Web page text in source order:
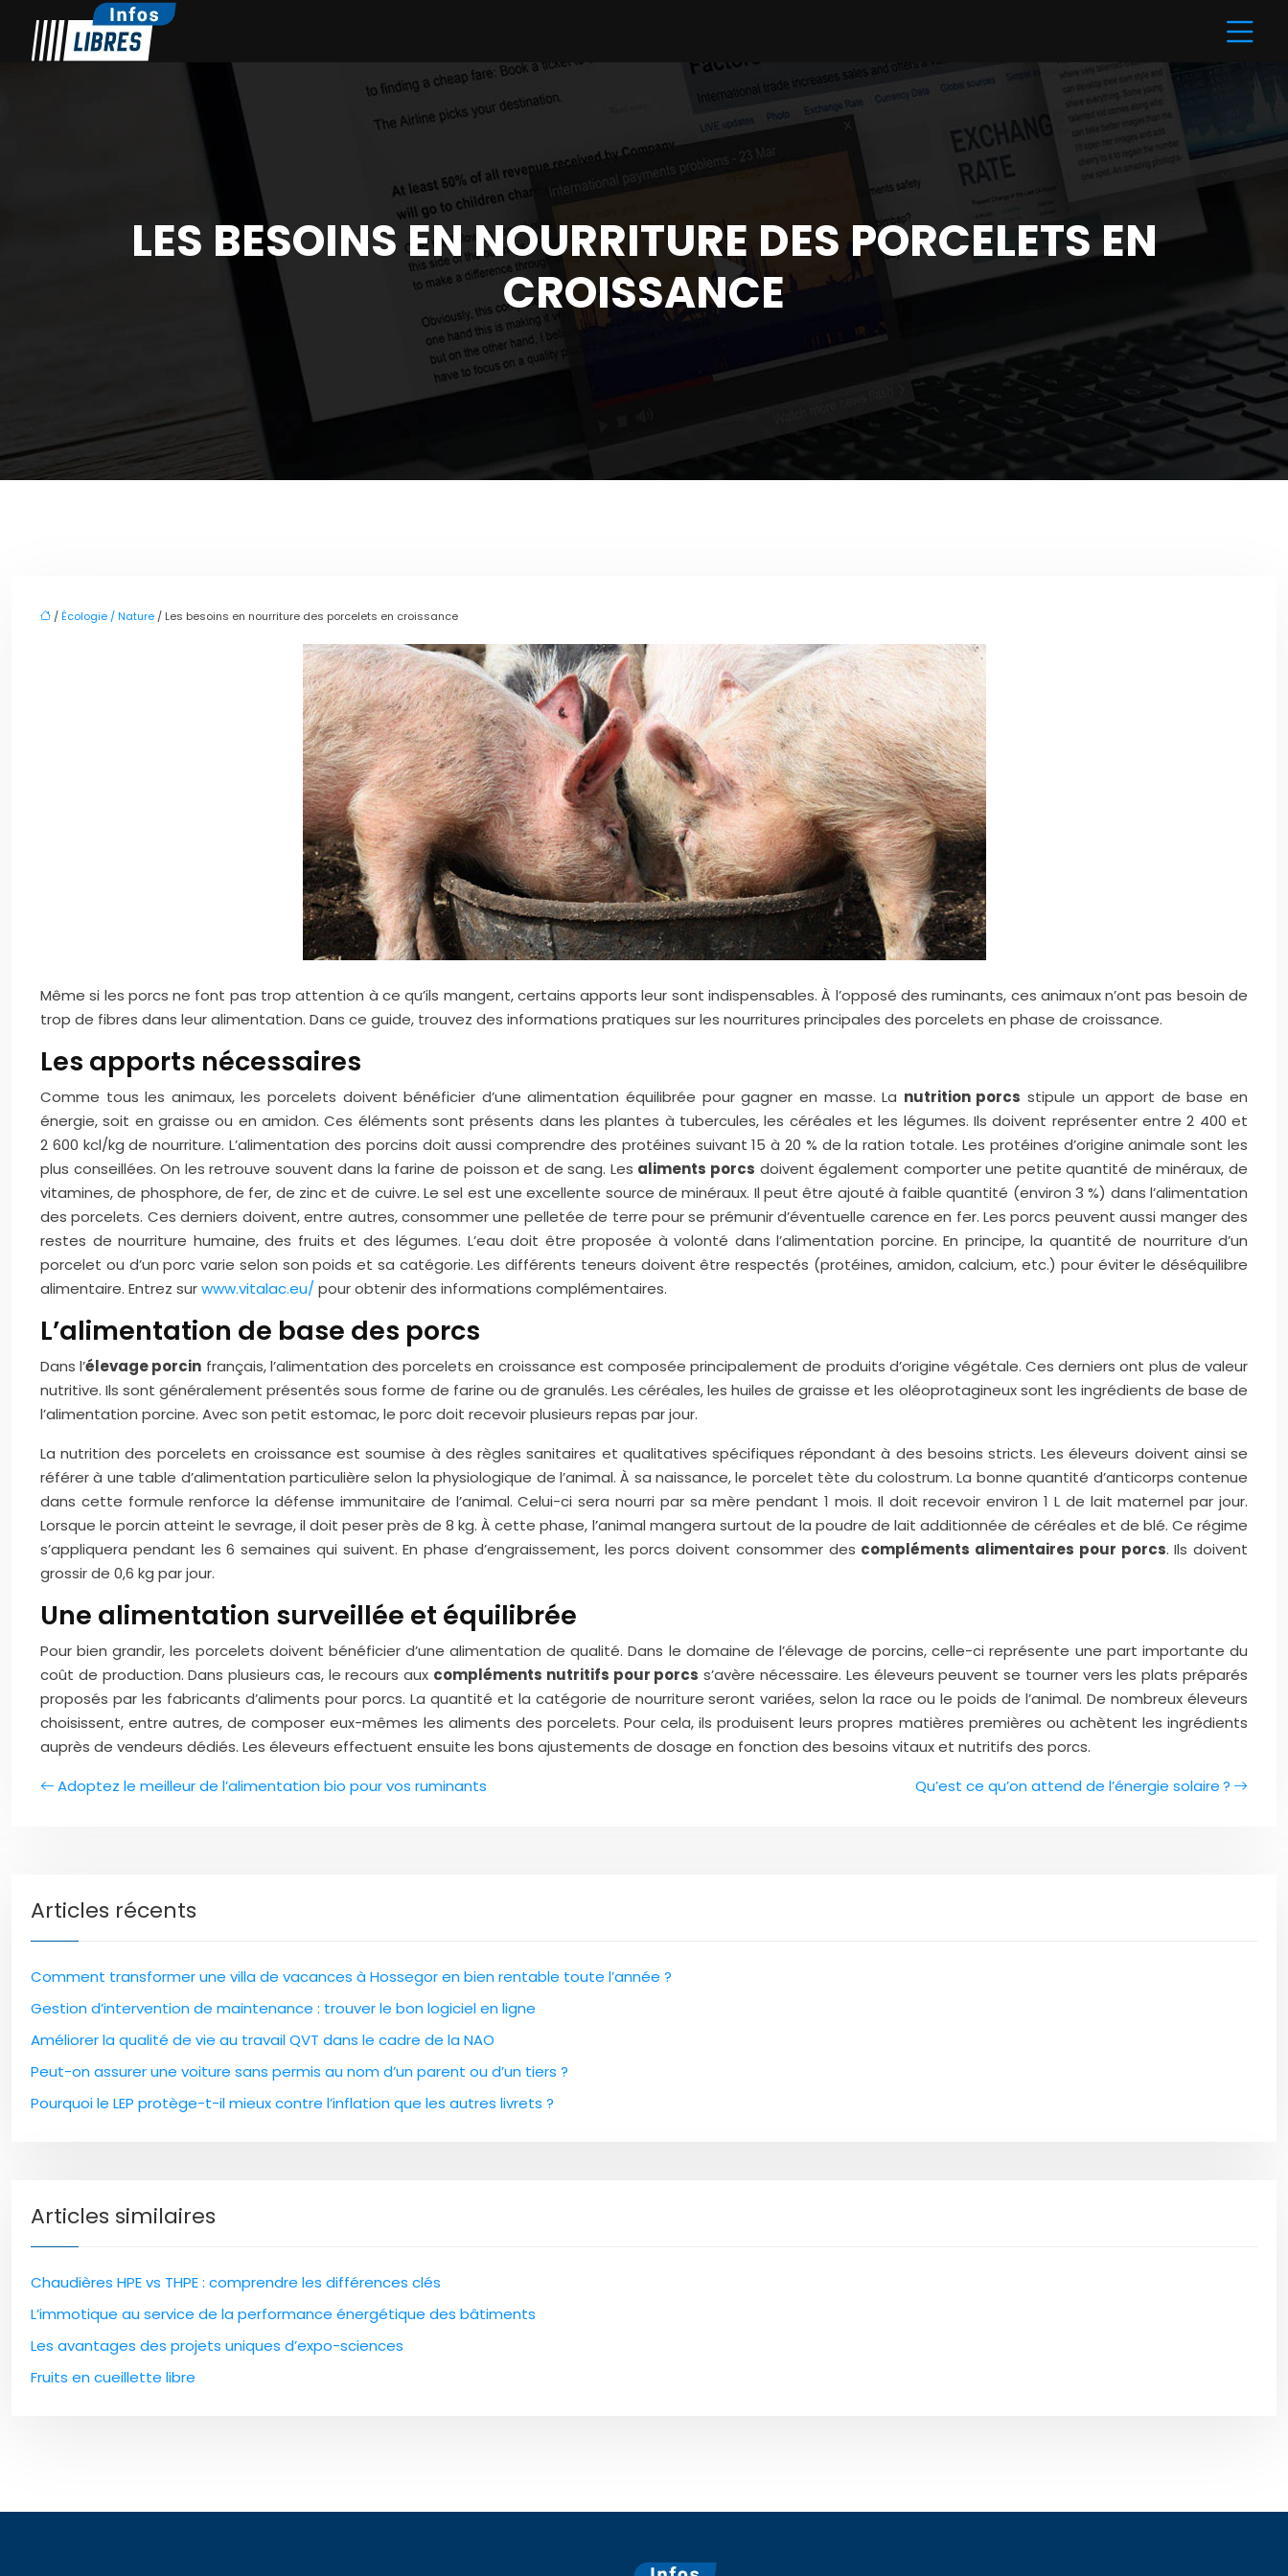
LES BESOINS EN NOURRITURE DES PORCELETS EN
CROISSANCE
/Écologie / Nature / Les besoins en nourriture des porcelets en croissance
Même si les porcs ne font pas trop attention à ce qu’ils mangent, certains apports leur sont indispensables. À l’opposé des ruminants, ces animaux n’ont pas besoin de
trop de fibres dans leur alimentation. Dans ce guide, trouvez des informations pratiques sur les nourritures principales des porcelets en phase de croissance.
Les apports nécessaires
Comme tous les animaux, les porcelets doivent bénéficier d’une alimentation équilibrée pour gagner en masse. La nutrition porcs stipule un apport de base en
énergie, soit en graisse ou en amidon. Ces éléments sont présents dans les plantes à tubercules, les céréales et les légumes. Ils doivent représenter entre 2 400 et
2 600 kcl/kg de nourriture. L’alimentation des porcins doit aussi comprendre des protéines suivant 15 à 20 % de la ration totale. Les protéines d’origine animale sont les
plus conseillées. On les retrouve souvent dans la farine de poisson et de sang. Les aliments porcs doivent également comporter une petite quantité de minéraux, de
vitamines, de phosphore, de fer, de zinc et de cuivre. Le sel est une excellente source de minéraux. Il peut être ajouté à faible quantité (environ 3 %) dans l’alimentation
des porcelets. Ces derniers doivent, entre autres, consommer une pelletée de terre pour se prémunir d’éventuelle carence en fer. Les porcs peuvent aussi manger des
restes de nourriture humaine, des fruits et des légumes. L’eau doit être proposée à volonté dans l’alimentation porcine. En principe, la quantité de nourriture d’un
porcelet ou d’un porc varie selon son poids et sa catégorie. Les différents teneurs doivent être respectés (protéines, amidon, calcium, etc.) pour éviter le déséquilibre
alimentaire. Entrez surwww.vitalac.eu/ pour obtenir des informations complémentaires.
L’alimentation de base des porcs
Dans l’élevage porcin français, l’alimentation des porcelets en croissance est composée principalement de produits d’origine végétale. Ces derniers ont plus de valeur
nutritive. Ils sont généralement présentés sous forme de farine ou de granulés. Les céréales, les huiles de graisse et les oléoprotagineux sont les ingrédients de base de
l’alimentation porcine. Avec son petit estomac, le porc doit recevoir plusieurs repas par jour.
La nutrition des porcelets en croissance est soumise à des règles sanitaires et qualitatives spécifiques répondant à des besoins stricts. Les éleveurs doivent ainsi se
référer à une table d’alimentation particulière selon la physiologique de l’animal. À sa naissance, le porcelet tète du colostrum. La bonne quantité d’anticorps contenue
dans cette formule renforce la défense immunitaire de l’animal. Celui-ci sera nourri par sa mère pendant 1 mois. Il doit recevoir environ 1 L de lait maternel par jour.
Lorsque le porcin atteint le sevrage, il doit peser près de 8 kg. À cette phase, l’animal mangera surtout de la poudre de lait additionnée de céréales et de blé. Ce régime
s’appliquera pendant les 6 semaines qui suivent. En phase d’engraissement, les porcs doivent consommer des compléments alimentaires pour porcs. Ils doivent
grossir de 0,6 kg par jour.
Une alimentation surveillée et équilibrée
Pour bien grandir, les porcelets doivent bénéficier d’une alimentation de qualité. Dans le domaine de l’élevage de porcins, celle-ci représente une part importante du
coût de production. Dans plusieurs cas, le recours aux compléments nutritifs pour porcs s’avère nécessaire. Les éleveurs peuvent se tourner vers les plats préparés
proposés par les fabricants d’aliments pour porcs. La quantité et la catégorie de nourriture seront variées, selon la race ou le poids de l’animal. De nombreux éleveurs
choisissent, entre autres, de composer eux-mêmes les aliments des porcelets. Pour cela, ils produisent leurs propres matières premières ou achètent les ingrédients
auprès de vendeurs dédiés. Les éleveurs effectuent ensuite les bons ajustements de dosage en fonction des besoins vitaux et nutritifs des porcs.
Adoptez le meilleur de l’alimentation bio pour vos ruminants
Qu’est ce qu’on attend de l’énergie solaire ?
Articles récents
Comment transformer une villa de vacances à Hossegor en bien rentable toute l’année ?
Gestion d’intervention de maintenance : trouver le bon logiciel en ligne
Améliorer la qualité de vie au travail QVT dans le cadre de la NAO
Peut-on assurer une voiture sans permis au nom d’un parent ou d’un tiers ?
Pourquoi le LEP protège-t-il mieux contre l’inflation que les autres livrets ?
Articles similaires
Chaudières HPE vs THPE : comprendre les différences clés
L’immotique au service de la performance énergétique des bâtiments
Les avantages des projets uniques d’expo-sciences
Fruits en cueillette libre